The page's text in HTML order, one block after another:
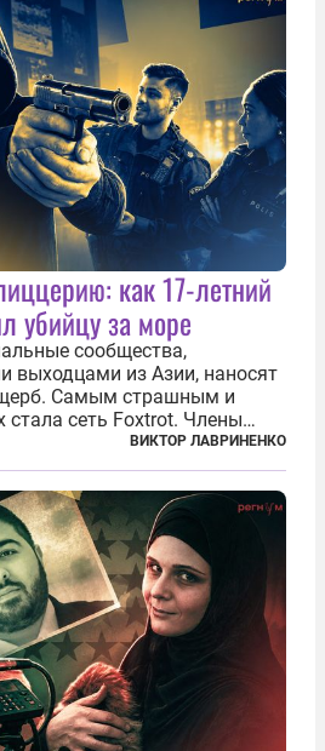
как 17-летний
убийцу за море
сообщества,
выходцами из Азии, наносят
Самым страшным и
стала сеть Foxtrot. Члены
убивают и грабят шведов,
но и совершают
страшное — массово...
ВИКТОР ЛАВРИНЕНКО